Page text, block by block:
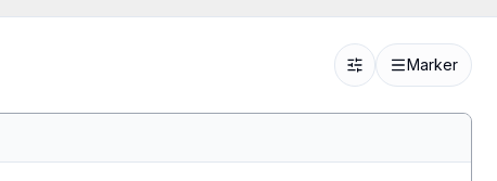
Marker